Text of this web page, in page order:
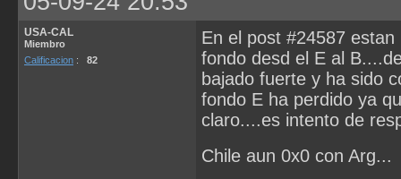
USA-CAL
Miembro
Calificacion : 82
En el post #24587
fondo desd el E al
bajado fuerte y ha sido
fondo E ha perdido ya
claro....es intento de
Chile aun 0x0 con Arg...